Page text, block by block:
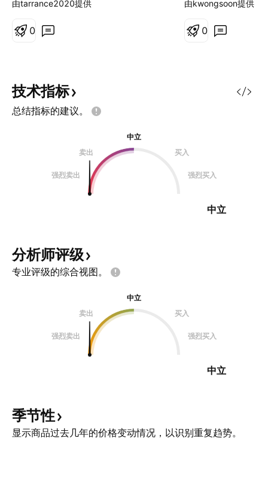
由tarrance2020提供
0
由kwongsoon提供
0
技术指标
总结指标的建议。
中立
卖出
买入
强烈卖出 强烈买入
中立
分析师评级
专业评级的综合视图。
中立
卖出
买入
强烈卖出 强烈买入
中立
季节性
显示商品过去几年的价格变动情况，以识别重复趋势。